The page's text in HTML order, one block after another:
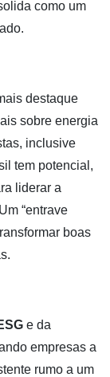
como um
destaque
sobre energia
inclusive
tem potencial,
liderar a
“entrave
boas
e da
empresas a
rumo a um